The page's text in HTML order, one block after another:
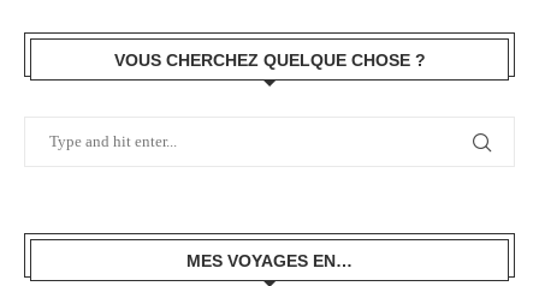
VOUS CHERCHEZ QUELQUE CHOSE ?
MES VOYAGES EN…